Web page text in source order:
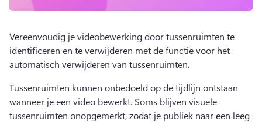
Vereenvoudig je videobewerking door tussenruimten te
identificeren en te verwijderen met de functie voor het
automatisch verwijderen van tussenruimten.
Tussenruimten kunnen onbedoeld op de tijdlijn ontstaan
wanneer je een video bewerkt. Soms blijven visuele
tussenruimten onopgemerkt, zodat je publiek naar een leeg